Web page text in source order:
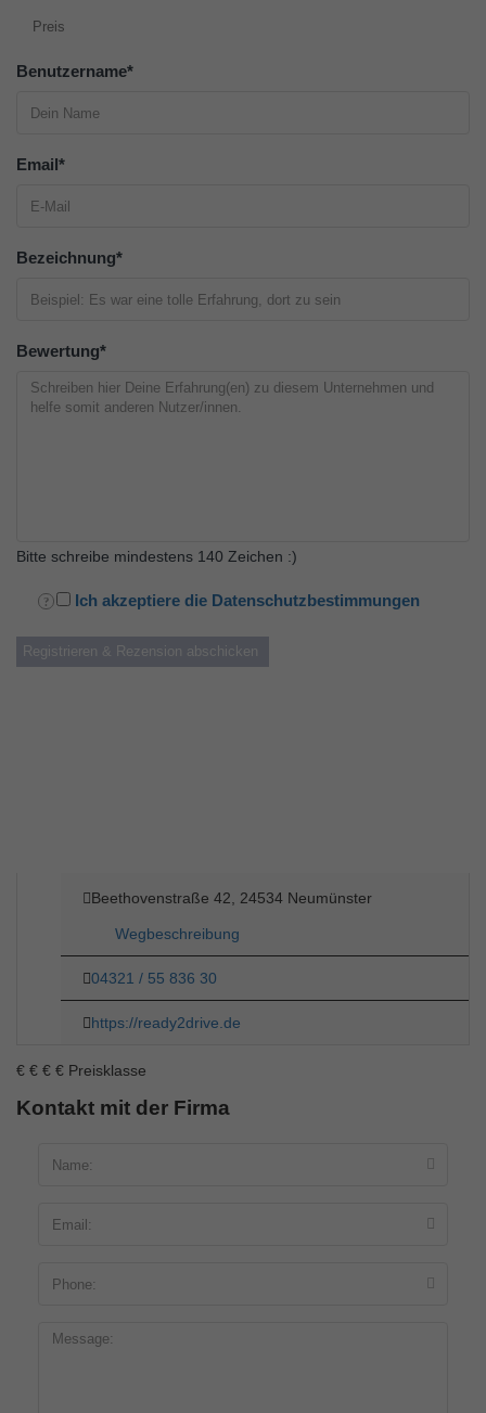
Preis
Benutzername*
Email*
Bezeichnung*
Bewertung*
Bitte schreibe mindestens 140 Zeichen :)
Ich akzeptiere die Datenschutzbestimmungen
Beethovenstraße 42, 24534 Neumünster
Wegbeschreibung
04321 / 55 836 30
https://ready2drive.de
€ € € € Preisklasse
Kontakt mit der Firma